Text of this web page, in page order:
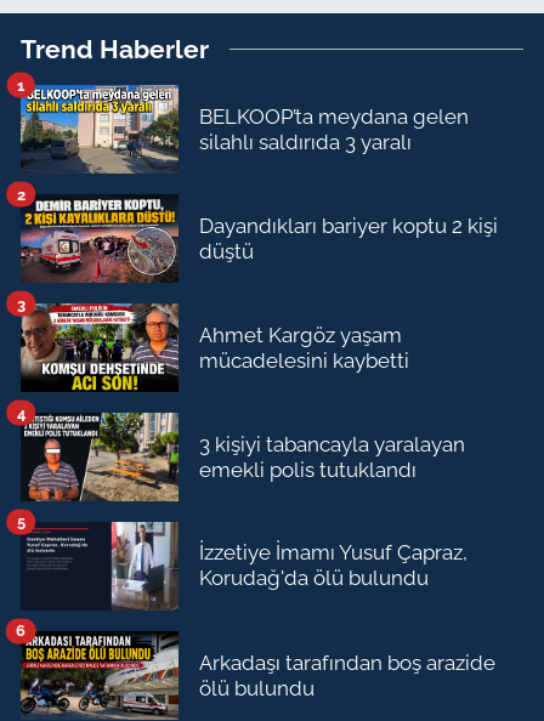
Trend Haberler
BELKOOP’ta meydana gelen
silahlı saldırıda 3 yaralı
1
Dayandıkları bariyer koptu 2 kişi
düştü
2
Ahmet Kargöz yaşam
mücadelesini kaybetti
3
3 kişiyi tabancayla yaralayan
emekli polis tutuklandı
4
İzzetiye İmamı Yusuf Çapraz,
Korudağ'da ölü bulundu
5
Arkadaşı tarafından boş arazide
ölü bulundu
6